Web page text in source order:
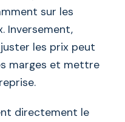
sur les
Inversement,
les prix peut
marges et mettre
directement le